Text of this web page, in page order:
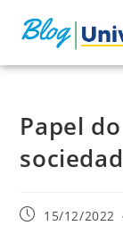
Papel
15/12/2022